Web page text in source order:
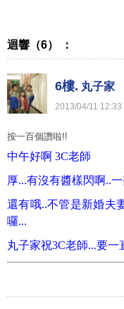
迴響（6） ：
6樓. 丸子家
2013/04/11 12:33
按一百個讚啦!!
中午好啊 3C老師
厚...有沒有醬樣閃啊..
還有哦..不管是新婚夫
囉...
丸子家祝3C老師...要